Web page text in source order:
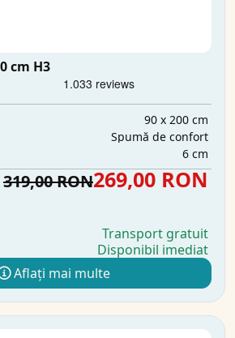
cm H3
90 x 200 cm
Spumă de confort
6 cm
319,00 RON269,00 RON
Transport gratuit
Disponibil imediat
Aflați mai multe